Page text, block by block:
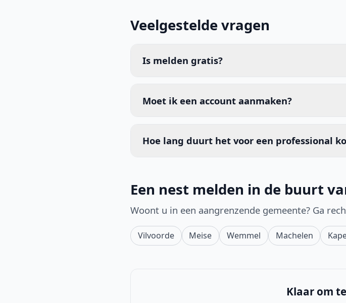
Veelgestelde vragen
Is melden gratis?
Moet ik een account aanmaken?
Hoe lang duurt het voor een professional
Een nest melden in de buurt
Woont u in een aangrenzende gemeente? Ga
Vilvoorde Meise Wemmel Machelen
Klaar om